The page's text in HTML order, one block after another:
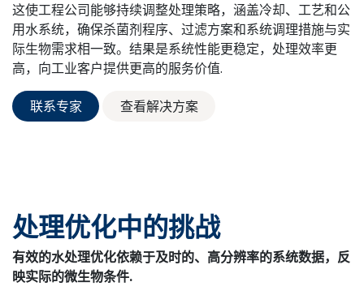
这使工程公司能够持续调整处理策略，涵盖冷却、工艺和公
用水系统，确保杀菌剂程序、过滤方案和系统调理措施与实
际生物需求相一致。结果是系统性能更稳定，处理效率更
高，向工业客户提供更高的服务价值.
联系专家 查看解决方案
处理优化中的挑战
有效的水处理优化依赖于及时的、高分辨率的系统数据，反
映实际的微生物条件.